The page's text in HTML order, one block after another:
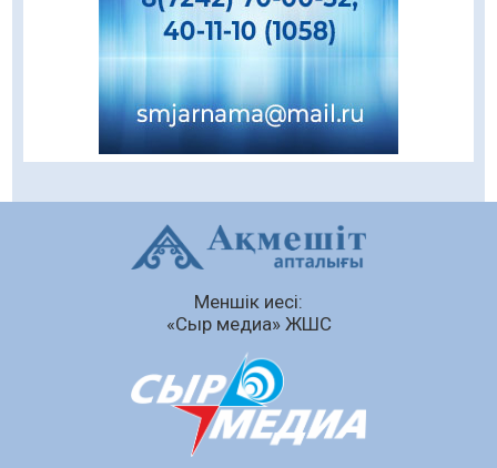
06.08.2026
Қазақстан Орталық Азиядағы көшуге ең
қолайлы ел атанды
06.08.2026
Жаңақорған ауданында құс фабрикасы
Өрт қауіпсіздігі талаптарын сақтау – әр
Елімізде МӘМС қаражатын негізсіз
төлемдерден қорғаудың жаңа жүйесі
Меншік иесі:
«Сыр медиа» ЖШС